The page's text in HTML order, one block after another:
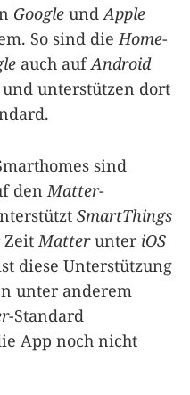
Google und Apple
So sind die Home-
auch aufAndroid
unterstützen dort
sind
den Matter-
SmartThings
Matterunter iOS
diese Unterstützung
unter anderem
-Standard
App noch nicht